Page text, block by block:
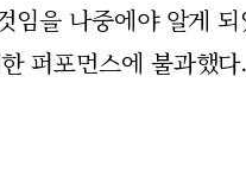
임을 나중에야 알게
퍼포먼스에 불과했다.